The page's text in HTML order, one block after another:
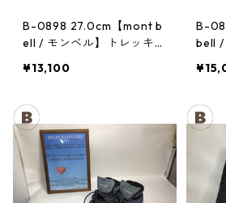
B-0898 27.0cm【mont b
ell / モンベル】トレッキン
ティトンブーツ メンズ GR
¥13,100
B-
bell /